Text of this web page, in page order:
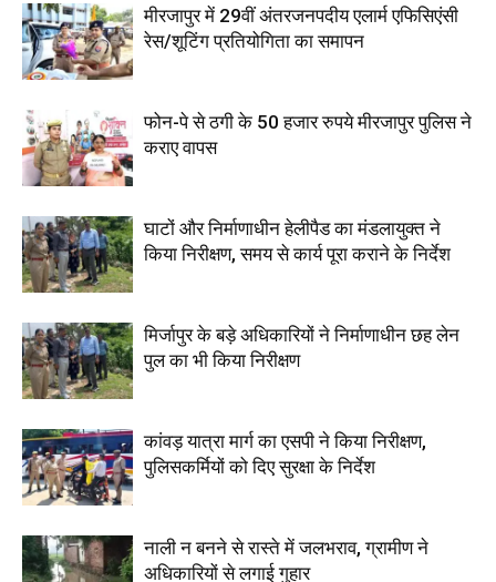
मीरजापुर में 29वीं अंतरजनपदीय एलार्म एफिसिएंसी
रेस/शूटिंग प्रतियोगिता का समापन
फोन-पे से ठगी के 50 हजार रुपये मीरजापुर पुलिस ने
कराए वापस
घाटों और निर्माणाधीन हेलीपैड का मंडलायुक्त ने
किया निरीक्षण, समय से कार्य पूरा कराने के निर्देश
मिर्जापुर के बड़े अधिकारियों ने निर्माणाधीन छह लेन
पुल का भी किया निरीक्षण
कांवड़ यात्रा मार्ग का एसपी ने किया निरीक्षण,
पुलिसकर्मियों को दिए सुरक्षा के निर्देश
नाली न बनने से रास्ते में जलभराव, ग्रामीण ने
अधिकारियों से लगाई गुहार